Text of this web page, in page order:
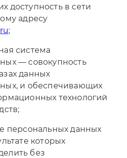
доступность в сети
адресу
;
система
— совокупность
данных
и обеспечивающих
технологий
персональных данных
которых
без